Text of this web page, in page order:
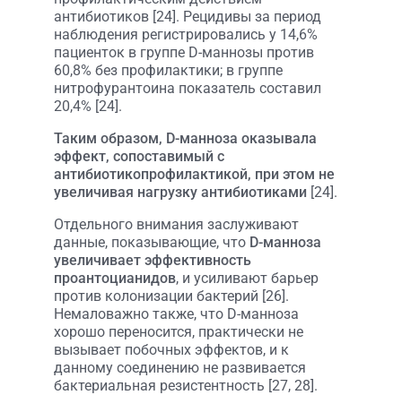
антибиотиков [24]. Рецидивы за период
наблюдения регистрировались у 14,6%
пациенток в группе D-маннозы против
60,8% без профилактики; в группе
нитрофурантоина показатель составил
20,4% [24].
Таким образом, D-манноза оказывала
эффект, сопоставимый с
антибиотикопрофилактикой, при этом не
увеличивая нагрузку антибиотиками [24].
Отдельного внимания заслуживают
данные, показывающие, что D-манноза
увеличивает эффективность
проантоцианидов, и усиливают барьер
против колонизации бактерий [26].
Немаловажно также, что D-манноза
хорошо переносится, практически не
вызывает побочных эффектов, и к
данному соединению не развивается
бактериальная резистентность [27, 28].